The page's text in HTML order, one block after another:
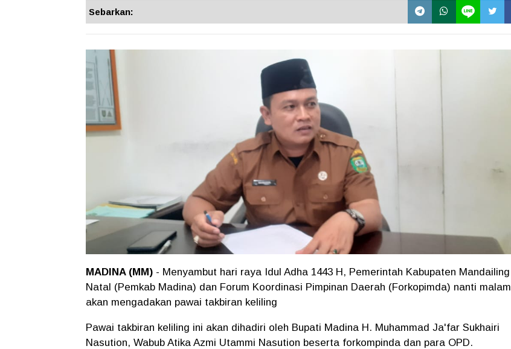
Sebarkan:
MADINA (MM) - Menyambut hari raya Idul Adha 1443 H, Pemerintah Kabupaten Mandailing
Natal (Pemkab Madina) dan Forum Koordinasi Pimpinan Daerah (Forkopimda) nanti malam
akan mengadakan pawai takbiran keliling
Pawai takbiran keliling ini akan dihadiri oleh Bupati Madina H. Muhammad Ja'far Sukhairi
Nasution, Wabub Atika Azmi Utammi Nasution beserta forkompinda dan para OPD.